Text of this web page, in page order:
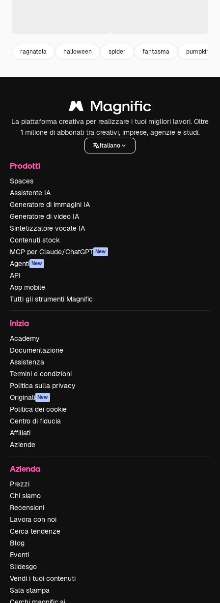
ragnatela halloween spider fantasma pumpkin
La piattaforma creativa per realizzare i tuoi migliori lavori. Oltre
1 milione di abbonati tra creativi, imprese, agenzie e studi.
Italiano
Prodotti
Spaces
Assistente IA
Generatore di immagini IA
Generatore di video IA
Sintetizzatore vocale IA
Contenuti stock
MCP per Claude/ChatGPT New
Agenti New
API
App mobile
Tutti gli strumenti Magnific
Inizia
Academy
Documentazione
Assistenza
Termini e condizioni
Politica sulla privacy
Originali New
Politica dei cookie
Centro di fiducia
Affiliati
Aziende
Azienda
Prezzi
Chi siamo
Recensioni
Lavora con noi
Cerca tendenze
Blog
Eventi
Slidesgo
Vendi i tuoi contenuti
Sala stampa